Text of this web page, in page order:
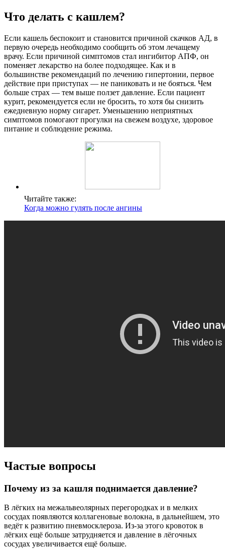
Что делать с кашлем?
Если кашель беспокоит и становится причиной скачков АД, в
первую очередь необходимо сообщить об этом лечащему
врачу. Если причиной симптомов стал ингибитор АПФ, он
поменяет лекарство на более подходящее. Как и в
большинстве рекомендаций по лечению гипертонии, первое
действие при приступах — не паниковать и не бояться. Чем
больше страх — тем выше ползет давление. Если пациент
курит, рекомендуется если не бросить, то хотя бы снизить
ежедневную норму сигарет. Уменьшению неприятных
симптомов помогают прогулки на свежем воздухе, здоровое
питание и соблюдение режима.
Читайте также:
Когда можно гулять после ангины
Частые вопросы
Почему из за кашля поднимается давление?
В лёгких на межальвеолярных перегородках и в мелких
сосудах появляются коллагеновые волокна, в дальнейшем, это
ведёт к развитию пневмосклероза. Из-за этого кровоток в
лёгких ещё больше затрудняется и давление в лёгочных
сосудах увеличивается ещё больше.